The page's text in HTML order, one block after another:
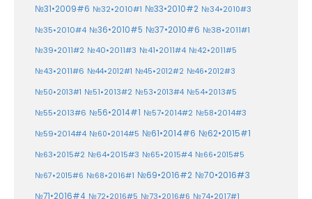
№31•2009#6 №32•2010#1 №33•2010#2 №34•2010#3
№35•2010#4 №36•2010#5 №37•2010#6 №38•2011#1
№39•2011#2 №40•2011#3 №41•2011#4 №42•2011#5
№43•2011#6 №44•2012#1 №45•2012#2 №46•2012#3
№50•2013#1 №51•2013#2 №53•2013#4 №54•2013#5
№55•2013#6 №56•2014#1 №57•2014#2 №58•2014#3
№59•2014#4 №60•2014#5 №61•2014#6 №62•2015#1
№63•2015#2 №64•2015#3 №65•2015#4 №66•2015#5
№67•2015#6 №68•2016#1 №69•2016#2 №70•2016#3
№71•2016#4 №72•2016#5 №73•2016#6 №74•2017#1